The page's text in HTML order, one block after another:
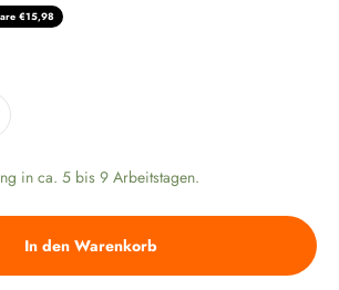
€15,98
in ca. 5 bis 9 Arbeitstagen.
In den Warenkorb